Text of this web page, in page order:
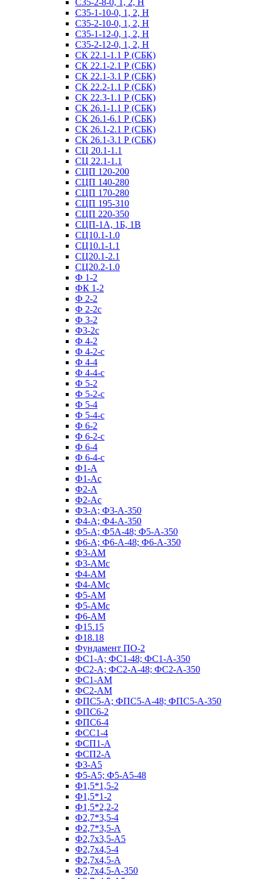
С35-1-10-0, 1, 2, Н
С35-2-10-0, 1, 2, Н
С35-1-12-0, 1, 2, Н
С35-2-12-0, 1, 2, Н
СК 22.1-1.1 Р (СБК)
СК 22.1-2.1 Р (СБК)
СК 22.1-3.1 Р (СБК)
СК 22.2-1.1 Р (СБК)
СК 22.3-1.1 Р (СБК)
СК 26.1-1.1 Р (СБК)
СК 26.1-6.1 Р (СБК)
СК 26.1-2.1 Р (СБК)
СК 26.1-3.1 Р (СБК)
СЦ 20.1-1.1
СЦ 22.1-1.1
СЦП 120-200
СЦП 140-280
СЦП 170-280
СЦП 195-310
СЦП 220-350
СЦП-1А, 1Б, 1В
СЦ10.1-1.0
СЦ10.1-1.1
СЦ20.1-2.1
СЦ20.2-1.0
Ф 1-2
ФК 1-2
Ф 2-2
Ф 2-2с
Ф 3-2
Ф3-2с
Ф 4-2
Ф 4-2-с
Ф 4-4
Ф 4-4-с
Ф 5-2
Ф 5-2-с
Ф 5-4
Ф 5-4-с
Ф 6-2
Ф 6-2-с
Ф 6-4
Ф 6-4-с
Ф1-А
Ф1-Ас
Ф2-А
Ф2-Ас
Ф3-А; Ф3-А-350
Ф4-А; Ф4-А-350
Ф5-А; Ф5А-48; Ф5-А-350
Ф6-А; Ф6-А-48; Ф6-А-350
Ф3-АМ
Ф3-АМс
Ф4-АМ
Ф4-АМс
Ф5-АМ
Ф5-АМс
Ф6-АМ
Ф15.15
Ф18.18
Фундамент ПО‑2
ФС1-А; ФС1-48; ФС1-А-350
ФС2-А; ФС2-А-48; ФС2-А-350
ФС1-АМ
ФС2-АМ
ФПС5-А; ФПС5-А-48; ФПС5-А-350
ФПС6-2
ФПС6-4
ФСС1-4
ФСП1-А
ФСП2-А
Ф3-А5
Ф5-А5; Ф5-А5-48
Ф1,5*1,5-2
Ф1,5*1-2
Ф1,5*2,2-2
Ф2,7*3,5-4
Ф2,7*3,5-А
Ф2,7х3,5-А5
Ф2,7х4,5-4
Ф2,7х4,5-А
Ф2,7х4,5-А-350